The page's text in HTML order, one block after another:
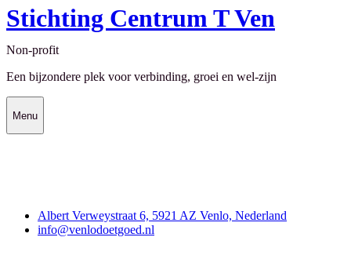
Stichting Centrum T Ven
Non-profit
Een bijzondere plek voor verbinding, groei en wel-zijn
Menu
Albert Verweystraat 6, 5921 AZ Venlo, Nederland
info@venlodoetgoed.nl